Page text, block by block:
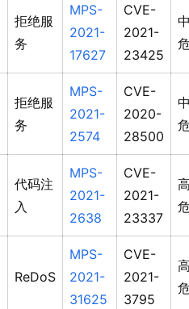
拒绝服
务
MPS-
2021-
17627
CVE-
2021-
23425
拒绝服
务
MPS-
2021-
2574
CVE-
2020-
28500
代码注
入
MPS-
2021-
2638
CVE-
2021-
23337
ReDoS
MPS-
2021-
31625
CVE-
2021-
3795